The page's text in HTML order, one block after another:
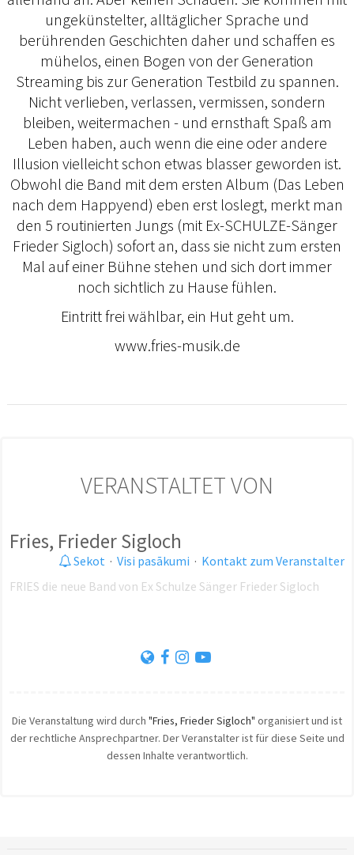
ungekünstelter, alltäglicher Sprache und
berührenden Geschichten daher und schaffen es
mühelos, einen Bogen von der Generation
Streaming bis zur Generation Testbild zu spannen.
Nicht verlieben, verlassen, vermissen, sondern
bleiben, weitermachen - und ernsthaft Spaß am
Leben haben, auch wenn die eine oder andere
Illusion vielleicht schon etwas blasser geworden ist.
Obwohl die Band mit dem ersten Album (Das Leben
nach dem Happyend) eben erst loslegt, merkt man
den 5 routinierten Jungs (mit Ex-SCHULZE-Sänger
Frieder Sigloch) sofort an, dass sie nicht zum ersten
Mal auf einer Bühne stehen und sich dort immer
noch sichtlich zu Hause fühlen.
Eintritt frei wählbar, ein Hut geht um.
www.fries-musik.de
VERANSTALTET VON
Fries, Frieder Sigloch
Sekot · Visi pasākumi · Kontakt zum Veranstalter
FRIES die neue Band von Ex Schulze Sänger Frieder Sigloch
Die Veranstaltung wird durch "Fries, Frieder Sigloch" organisiert und ist
der rechtliche Ansprechpartner. Der Veranstalter ist für diese Seite und
dessen Inhalte verantwortlich.